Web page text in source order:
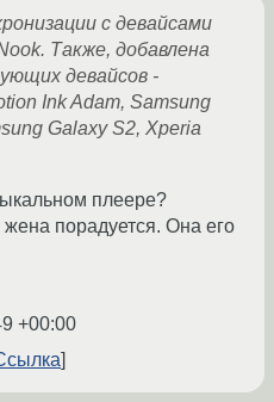
с девайсами
Также, добавлена
девайсов -
Ink Adam, Samsung
Galaxy S2, Xperia
плеере?
порадуется. Она его
+00:00